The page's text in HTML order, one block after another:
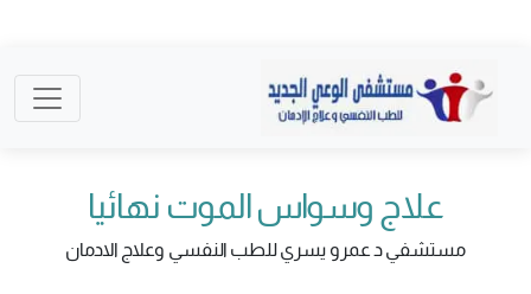
علاج وسواس الموت نهائيا
مستشفي د عمرو يسري للطب النفسي وعلاج الادمان